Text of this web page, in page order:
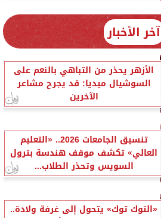
آخر الأخبار
الأزهر يحذر من التباهي بالنعم على
السوشيال ميديا: قد يجرح مشاعر
الآخرين
تنسيق الجامعات 2026.. «التعليم
العالي» تكشف موقف هندسة بترول
السويس وتحذر الطلاب...
«التوك توك» يتحول إلى غرفة ولادة..